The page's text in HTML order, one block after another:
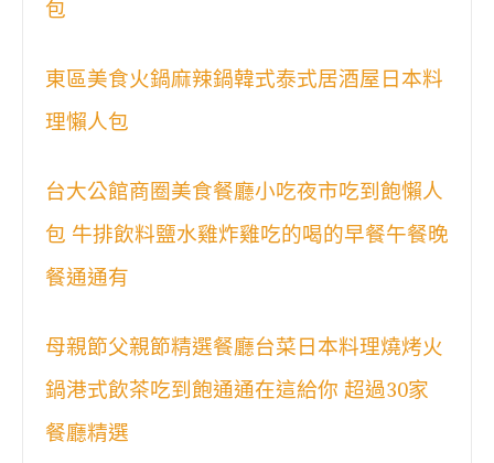
包
東區美食火鍋麻辣鍋韓式泰式居酒屋日本料
理懶人包
台大公館商圈美食餐廳小吃夜市吃到飽懶人
包 牛排飲料鹽水雞炸雞吃的喝的早餐午餐晚
餐通通有
母親節父親節精選餐廳台菜日本料理燒烤火
鍋港式飲茶吃到飽通通在這給你 超過30家
餐廳精選